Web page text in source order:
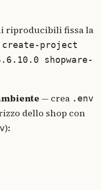
riproducibili fissa la
create-project
shopware-
— crea .env
dello shop con
):